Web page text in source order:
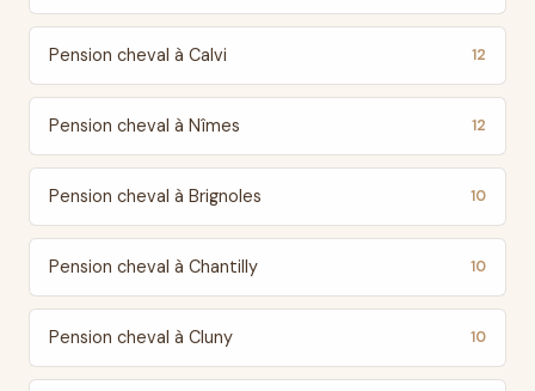
Pension cheval à Calvi 12
Pension cheval à Nîmes 12
Pension cheval à Brignoles 10
Pension cheval à Chantilly 10
Pension cheval à Cluny 10